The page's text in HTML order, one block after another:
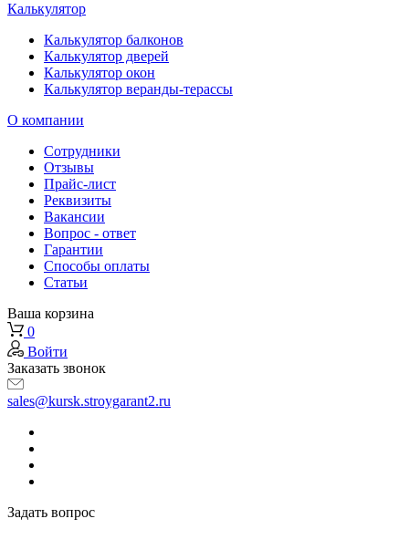
Калькулятор
Калькулятор балконов
Калькулятор дверей
Калькулятор окон
Калькулятор веранды-терассы
О компании
Сотрудники
Отзывы
Прайс-лист
Реквизиты
Вакансии
Вопрос - ответ
Гарантии
Способы оплаты
Статьи
Ваша корзина
0
Войти
Заказать звонок
sales@kursk.stroygarant2.ru
Задать вопрос